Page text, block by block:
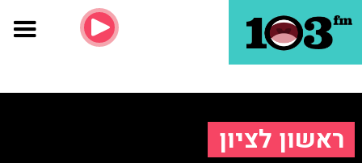
ראשון לציון